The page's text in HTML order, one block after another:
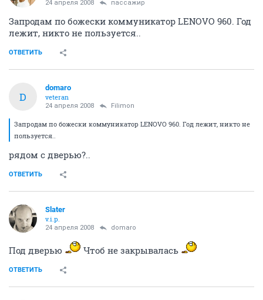
24 апреля 2008 пассажир
Запродам по божески коммуникатор LENOVO 960. Год
лежит, никто не пользуется..
ОТВЕТИТЬ
D
domaro
veteran
24 апреля 2008 Filimon
Запродам по божески коммуникатор LENOVO 960. Год лежит, никто не
пользуется..
рядом с дверью?..
ОТВЕТИТЬ
Slater
v.i.p.
24 апреля 2008 domaro
Под дверью Чтоб не закрывалась
ОТВЕТИТЬ